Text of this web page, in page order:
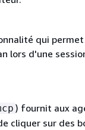
qui permet
lors d'une
) fournit aux
cliquer sur des